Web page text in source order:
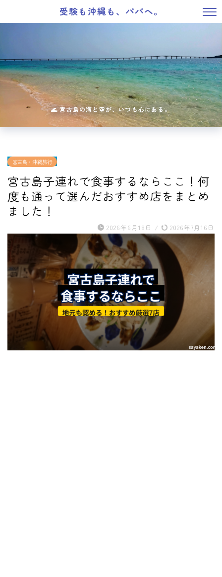
受験も沖縄も、パパへ。
宮古島・沖縄旅行
宮古島子連れで食事するならここ！何
度も通って選んだおすすめ店をまとめ
ました！
2026年6月18日 / 2026年7月16日